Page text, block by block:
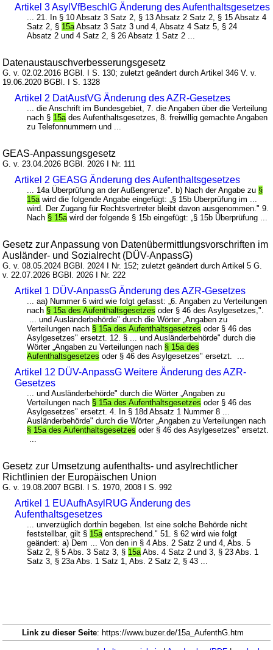
Artikel 3 AsylVfBeschlG Änderung des Aufenthaltsgesetzes
... 21. In § 10 Absatz 3 Satz 2, § 13 Absatz 2 Satz 2, § 15 Absatz 4
Satz 2, § 15a Absatz 3 Satz 3 und 4, Absatz 4 Satz 5, § 24
Absatz 2 und 4 Satz 2, § 26 Absatz 1 Satz 2 ...
Datenaustauschverbesserungsgesetz
G. v. 02.02.2016 BGBl. I S. 130; zuletzt geändert durch Artikel 346 V. v.
19.06.2020 BGBl. I S. 1328
Artikel 2 DatAustVG Änderung des AZR-Gesetzes
... die Anschrift im Bundesgebiet, 7. die Angaben über die Verteilung
nach § 15a des Aufenthaltsgesetzes, 8. freiwillig gemachte Angaben
zu Telefonnummern und ...
GEAS-Anpassungsgesetz
G. v. 23.04.2026 BGBl. 2026 I Nr. 111
Artikel 2 GEASG Änderung des Aufenthaltsgesetzes
... 14a Überprüfung an der Außengrenze". b) Nach der Angabe zu §
15a wird die folgende Angabe eingefügt: „§ 15b Überprüfung im ...
wird. Der Zugang für Rechtsvertreter bleibt davon ausgenommen." 9.
Nach § 15a wird der folgende § 15b eingefügt: „§ 15b Überprüfung ...
Gesetz zur Anpassung von Datenübermittlungsvorschriften im
Ausländer- und Sozialrecht (DÜV-AnpassG)
G. v. 08.05.2024 BGBl. 2024 I Nr. 152; zuletzt geändert durch Artikel 5 G.
v. 22.07.2026 BGBl. 2026 I Nr. 222
Artikel 1 DÜV-AnpassG Änderung des AZR-Gesetzes
... aa) Nummer 6 wird wie folgt gefasst: „6. Angaben zu Verteilungen
nach § 15a des Aufenthaltsgesetzes oder § 46 des Asylgesetzes,".
... und Ausländerbehörde" durch die Wörter „Angaben zu
Verteilungen nach § 15a des Aufenthaltsgesetzes oder § 46 des
Asylgesetzes" ersetzt. 12. § ... und Ausländerbehörde" durch die
Wörter „Angaben zu Verteilungen nach § 15a des
Aufenthaltsgesetzes oder § 46 des Asylgesetzes" ersetzt. ...
Artikel 12 DÜV-AnpassG Weitere Änderung des AZR-
Gesetzes
... und Ausländerbehörde" durch die Wörter „Angaben zu
Verteilungen nach § 15a des Aufenthaltsgesetzes oder § 46 des
Asylgesetzes" ersetzt. 4. In § 18d Absatz 1 Nummer 8 ...
Ausländerbehörde" durch die Wörter „Angaben zu Verteilungen nach
§ 15a des Aufenthaltsgesetzes oder § 46 des Asylgesetzes" ersetzt.
Gesetz zur Umsetzung aufenthalts- und asylrechtlicher
Richtlinien der Europäischen Union
G. v. 19.08.2007 BGBl. I S. 1970, 2008 I S. 992
Artikel 1 EUAufhAsylRUG Änderung des
Aufenthaltsgesetzes
... unverzüglich dorthin begeben. Ist eine solche Behörde nicht
feststellbar, gilt § 15a entsprechend." 51. § 62 wird wie folgt
geändert: a) Dem ... Von den in § 4 Abs. 2 Satz 2 und 4, Abs. 5
Satz 2, § 5 Abs. 3 Satz 3, § 15a Abs. 4 Satz 2 und 3, § 23 Abs. 1
Satz 3, § 23a Abs. 1 Satz 1, Abs. 2 Satz 2, § 43 ...
Link zu dieser Seite: https://www.buzer.de/15a_AufenthG.htm